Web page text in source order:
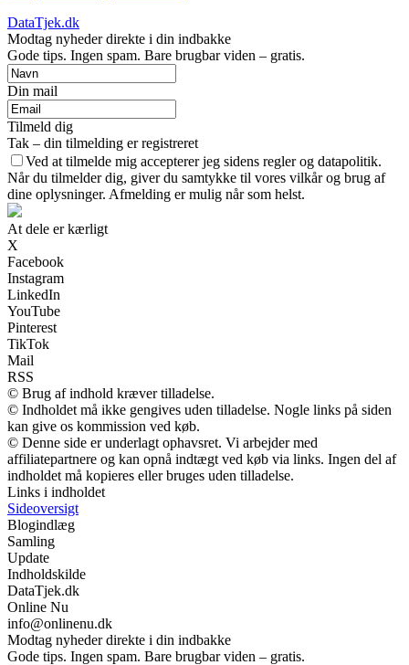
DataTjek.dk
Modtag nyheder direkte i din indbakke
Gode tips. Ingen spam. Bare brugbar viden – gratis.
Din mail
Tilmeld dig
Tak – din tilmelding er registreret
Ved at tilmelde mig accepterer jeg sidens regler og datapolitik.
Når du tilmelder dig, giver du samtykke til vores vilkår og brug af
dine oplysninger. Afmelding er mulig når som helst.
At dele er kærligt
X
Facebook
Instagram
LinkedIn
YouTube
Pinterest
TikTok
Mail
RSS
© Brug af indhold kræver tilladelse.
© Indholdet må ikke gengives uden tilladelse. Nogle links på siden
kan give os kommission ved køb.
© Denne side er underlagt ophavsret. Vi arbejder med
affiliatepartnere og kan opnå indtægt ved køb via links. Ingen del af
indholdet må kopieres eller bruges uden tilladelse.
Links i indholdet
Sideoversigt
Blogindlæg
Samling
Update
Indholdskilde
DataTjek.dk
Online Nu
info@onlinenu.dk
Modtag nyheder direkte i din indbakke
Gode tips. Ingen spam. Bare brugbar viden – gratis.